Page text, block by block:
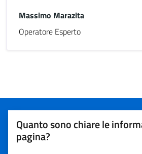
Massimo Marazita
Operatore Esperto
Quanto sono chiare le
pagina?